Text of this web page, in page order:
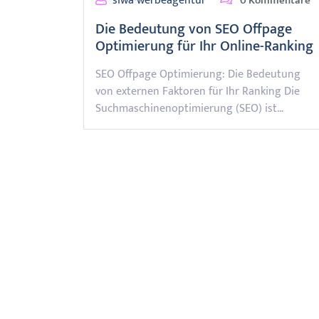
Die Bedeutung von SEO Offpage
Optimierung für Ihr Online-Ranking
SEO Offpage Optimierung: Die Bedeutung
von externen Faktoren für Ihr Ranking Die
Suchmaschinenoptimierung (SEO) ist…